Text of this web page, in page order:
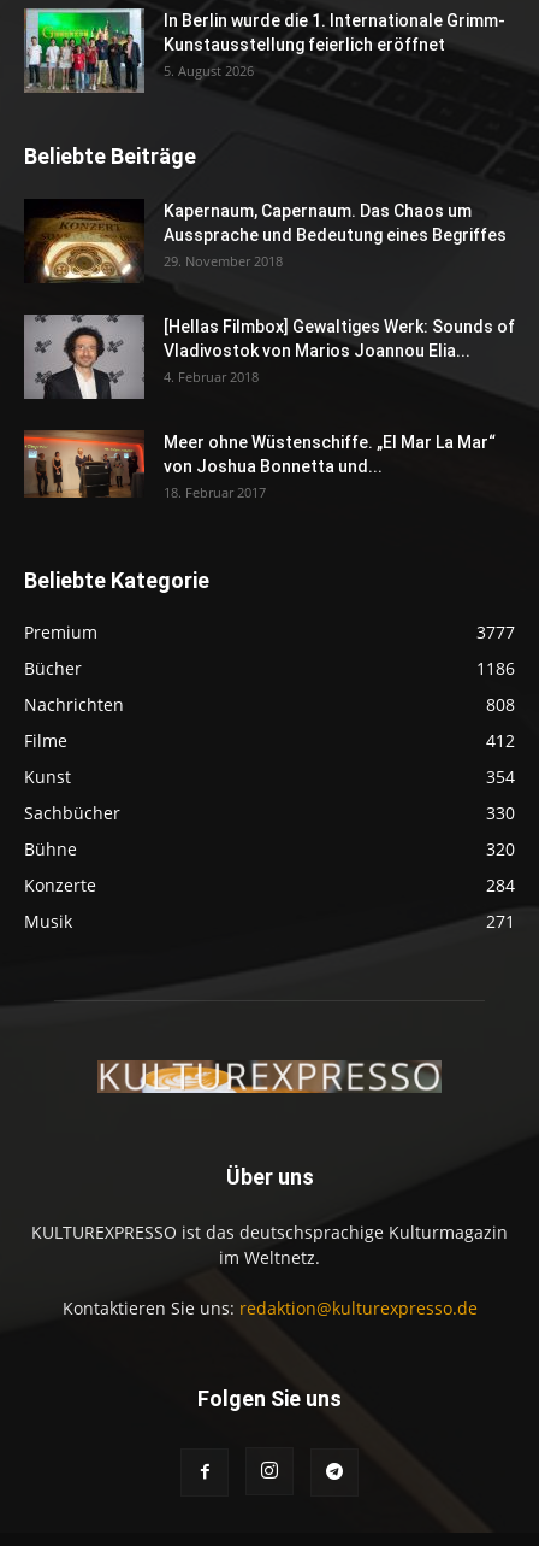
In Berlin wurde die 1. Internationale Grimm-
Kunstausstellung feierlich eröffnet
5. August 2026
Beliebte Beiträge
Kapernaum, Capernaum. Das Chaos um
Aussprache und Bedeutung eines Begriffes
29. November 2018
[Hellas Filmbox] Gewaltiges Werk: Sounds of
Vladivostok von Marios Joannou Elia...
4. Februar 2018
Meer ohne Wüstenschiffe. „El Mar La Mar“
von Joshua Bonnetta und...
18. Februar 2017
Beliebte Kategorie
Premium
3777
Bücher
1186
Nachrichten
808
Filme
412
Kunst
354
Sachbücher
330
Bühne
320
Konzerte
284
Musik
271
Über uns
KULTUREXPRESSO ist das deutschsprachige Kulturmagazin
im Weltnetz.
Kontaktieren Sie uns: redaktion@kulturexpresso.de
Folgen Sie uns